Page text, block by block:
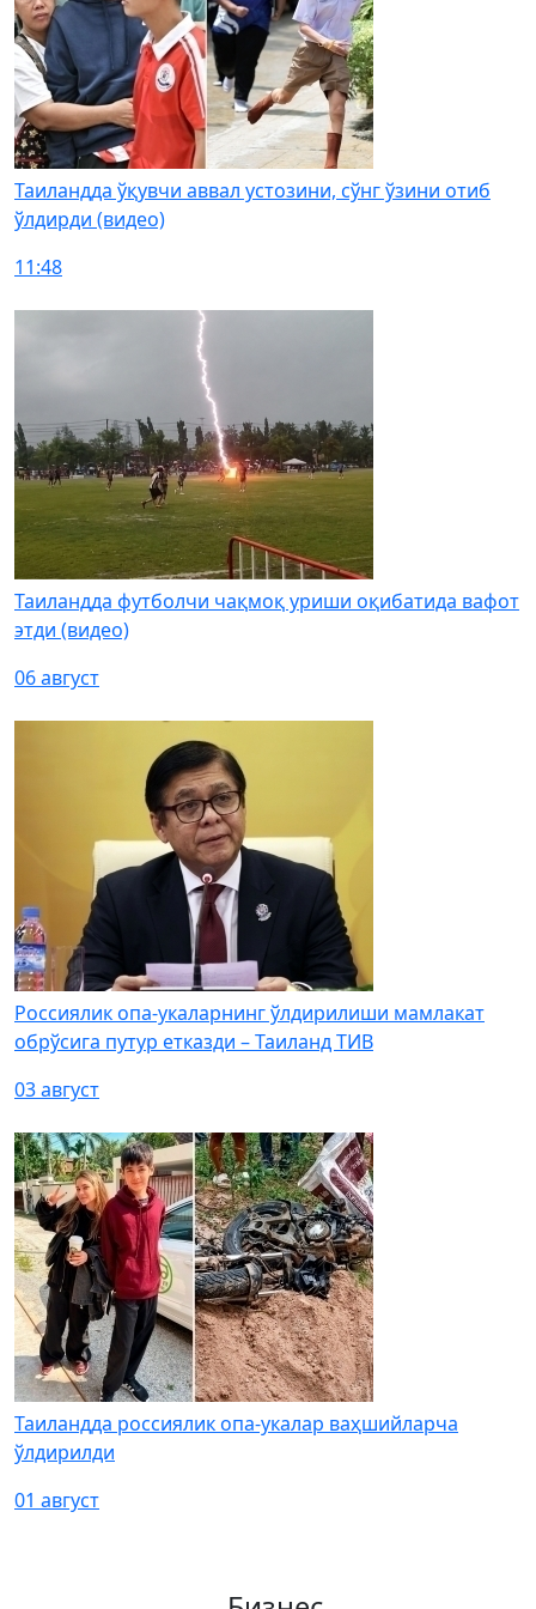
Таиландда ўқувчи аввал устозини, сўнг ўзини отиб
ўлдирди (видео)
11:48
Таиландда футболчи чақмоқ уриши оқибатида вафот
этди (видео)
06 август
Россиялик опа-укаларнинг ўлдирилиши мамлакат
обрўсига путур етказди – Таиланд ТИВ
03 август
Таиландда россиялик опа-укалар ваҳшийларча
ўлдирилди
01 август